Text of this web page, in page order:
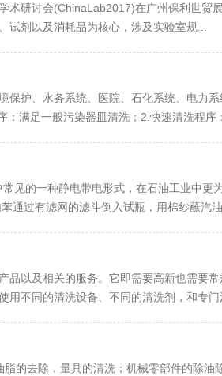
术研讨会(ChinaLab2017)在广州保利世贸
剂以及消耗品为核心，涉及实验室规...
护、水务系统、医院、石化系统、电力系
满足一般污染器皿清洗；2.快速清洗程序
见的一种静电带电形式，在石油工业中更
通过有滤网的滤斗倒入试瓶，用棉纱蘸汽油
以及相关的服务。它即需要高新也需要
不同的清洗设备、不同的清洗剂，和专门
的去除，量具的清洗；机械零部件的除油